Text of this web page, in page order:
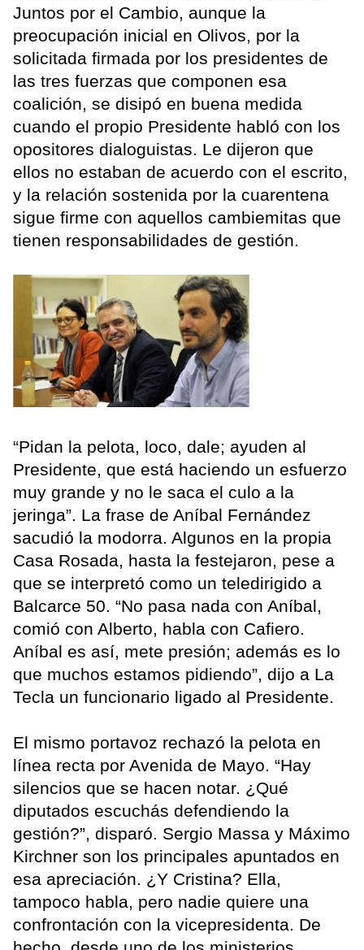
Juntos por el Cambio, aunque la
preocupación inicial en Olivos, por la
solicitada firmada por los presidentes de
las tres fuerzas que componen esa
coalición, se disipó en buena medida
cuando el propio Presidente habló con los
opositores dialoguistas. Le dijeron que
ellos no estaban de acuerdo con el escrito,
y la relación sostenida por la cuarentena
sigue firme con aquellos cambiemitas que
tienen responsabilidades de gestión.
“Pidan la pelota, loco, dale; ayuden al
Presidente, que está haciendo un esfuerzo
muy grande y no le saca el culo a la
jeringa”. La frase de Aníbal Fernández
sacudió la modorra. Algunos en la propia
Casa Rosada, hasta la festejaron, pese a
que se interpretó como un teledirigido a
Balcarce 50. “No pasa nada con Aníbal,
comió con Alberto, habla con Cafiero.
Aníbal es así, mete presión; además es lo
que muchos estamos pidiendo”, dijo a La
Tecla un funcionario ligado al Presidente.
El mismo portavoz rechazó la pelota en
línea recta por Avenida de Mayo. “Hay
silencios que se hacen notar. ¿Qué
diputados escuchás defendiendo la
gestión?”, disparó. Sergio Massa y Máximo
Kirchner son los principales apuntados en
esa apreciación. ¿Y Cristina? Ella,
tampoco habla, pero nadie quiere una
confrontación con la vicepresidenta. De